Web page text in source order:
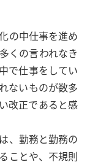
の中仕事を進め
くの言われなき
で仕事をしてい
ないものが数多
改正であると感
、勤務と勤務の
ことや、不規則